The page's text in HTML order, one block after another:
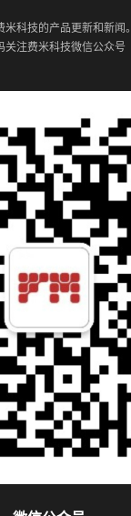
科技的产品更新和新闻。
关注费米科技微信公众号